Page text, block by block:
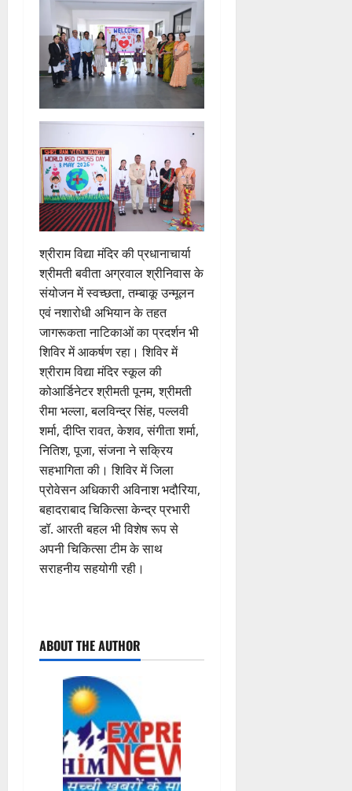
श्रीराम विद्या मंदिर की प्रधानाचार्या
श्रीमती बवीता अग्रवाल श्रीनिवास के
संयोजन में स्वच्छता, तम्बाकू उन्मूलन
एवं नशारोधी अभियान के तहत
जागरूकता नाटिकाओं का प्रदर्शन भी
शिविर में आकर्षण रहा। शिविर में
श्रीराम विद्या मंदिर स्कूल की
कोआर्डिनेटर श्रीमती पूनम, श्रीमती
रीमा भल्ला, बलविन्द्र सिंह, पल्लवी
शर्मा, दीप्ति रावत, केशव, संगीता शर्मा,
नितिश, पूजा, संजना ने सक्रिय
सहभागिता की। शिविर में जिला
प्रोवेसन अधिकारी अविनाश भदौरिया,
बहादराबाद चिकित्सा केन्द्र प्रभारी
डॉ. आरती बहल भी विशेष रूप से
अपनी चिकित्सा टीम के साथ
सराहनीय सहयोगी रही।
o
ABOUT THE AUTHOR